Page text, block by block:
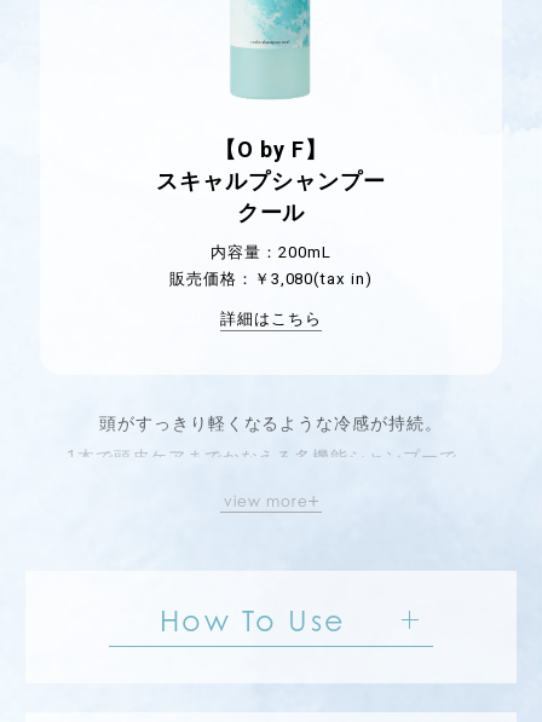
【O by F】
スキャルプシャンプー
クール
内容量：200mL
販売価格：￥3,080(tax in)
詳細はこちら
頭がすっきり軽くなるような冷感が持続。
1本で頭皮ケアまでかなえる多機能シャンプーで、
頭皮汚れやべたつきが気になる夏を快適に！
view more
How To Use